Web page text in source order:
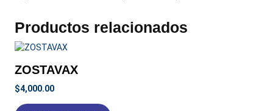
Productos relacionados
ZOSTAVAX
$4,000.00